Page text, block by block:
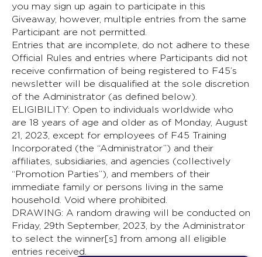
you may sign up again to participate in this
Giveaway, however, multiple entries from the same
Participant are not permitted.
Entries that are incomplete, do not adhere to these
Official Rules and entries where Participants did not
receive confirmation of being registered to F45’s
newsletter will be disqualified at the sole discretion
of the Administrator (as defined below).
ELIGIBILITY: Open to individuals worldwide who
are 18 years of age and older as of Monday, August
21, 2023, except for employees of F45 Training
Incorporated (the “Administrator”) and their
affiliates, subsidiaries, and agencies (collectively
“Promotion Parties”), and members of their
immediate family or persons living in the same
household. Void where prohibited.
DRAWING: A random drawing will be conducted on
Friday, 29th September, 2023, by the Administrator
to select the winner[s] from among all eligible
entries received.